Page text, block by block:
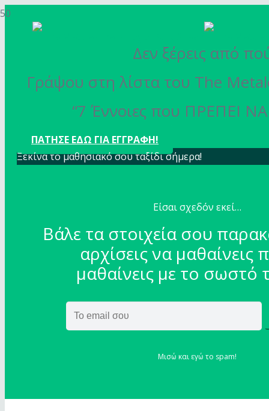
Δεν ξέρεις από
Γράψου στη λίστα του The
“7 Έννοιες που ΠΡΕΠΕΙ ΝΑ
ΠΑΤΗΣΕ ΕΔΩ ΓΙΑ ΕΓΓΡΑΦΗ!
Ξεκίνα το μαθησιακό σου ταξίδι σήμερα!
Είσαι σχεδόν εκεί…
Βάλε τα στοιχεία σου
αρχίσεις να μαθαίνεις
μαθαίνεις με το σωστό
Μισώ και εγώ το spam!